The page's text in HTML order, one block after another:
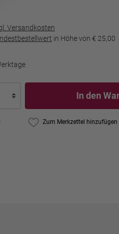
Versandkosten
in Höhe von € 25,00
In den
Zum Merkzettel hinzufügen